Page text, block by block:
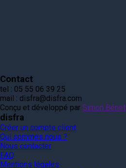
Contact
tel : 05 55 06 39 25
mail : disfra@disfra.com
Conçu et développé par Simon Bénet
disfra
Créer un compte client
Qui sommes nous ?
Nous contacter
FAQ
Mentions légales